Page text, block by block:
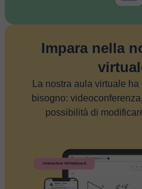
Impara nella
La nostra aula virtuale
bisogno:
possibilità di